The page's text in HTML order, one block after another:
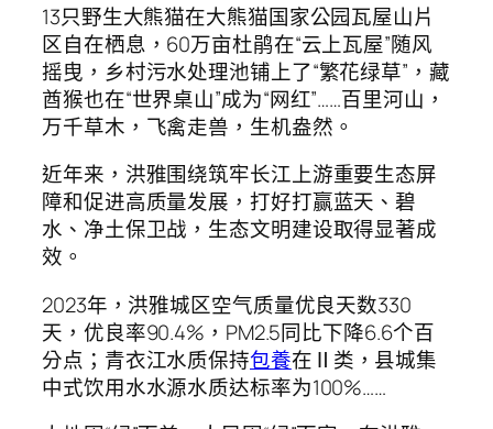
13只野生大熊猫在大熊猫国家公园瓦屋山片
区自在栖息，60万亩杜鹃在“云上瓦屋”随风
摇曳，乡村污水处理池铺上了“繁花绿草”，藏
酋猴也在“世界桌山”成为“网红”……百里河山，
万千草木，飞禽走兽，生机盎然。
近年来，洪雅围绕筑牢长江上游重要生态屏
障和促进高质量发展，打好打赢蓝天、碧
水、净土保卫战，生态文明建设取得显著成
效。
2023年，洪雅城区空气质量优良天数330
天，优良率90.4%，PM2.5同比下降6.6个百
分点；青衣江水质保持包養在Ⅱ类，县城集
中式饮用水水源水质达标率为100%……